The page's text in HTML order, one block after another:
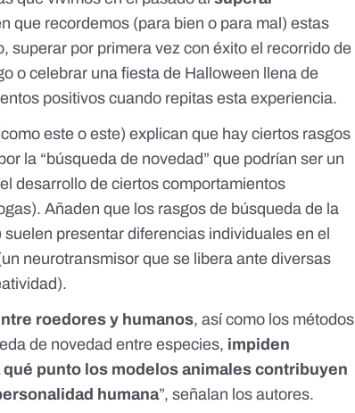
que recordemos (para bien o para mal) estas
superar por primera vez con éxito el recorrido de
o celebrar una fiesta de Halloween llena de
positivos cuando repitas esta experiencia.
esteoeste) explican que hay ciertos rasgos
la “búsqueda de novedad” que podrían ser un
desarrollo de ciertos comportamientos
Añaden que los rasgos de búsqueda de la
presentar diferencias individuales en el
neurotransmisor que se libera ante diversas
roedores y humanos, así como los métodos
de novedad entre especies, impiden
punto los modelos animales contribuyen
humana”, señalan los autores.